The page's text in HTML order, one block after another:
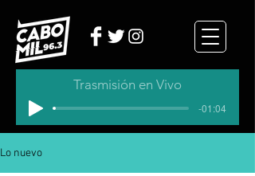
Trasmisión en Vivo
-01:04
Lo nuevo